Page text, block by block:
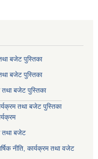
बजेट पुस्तिका
बजेट पुस्तिका
तथा बजेट पुस्तिका
तथा बजेट पुस्तिका
तथा बजेट
नीति, कार्यक्रम तथा वजेट